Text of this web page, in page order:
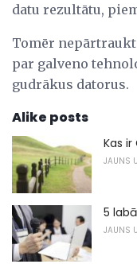
datu rezultātu,
Tomēr
par galveno
gudrākus datorus.
Alike posts
Kas
JAUNS
5
JAUNS